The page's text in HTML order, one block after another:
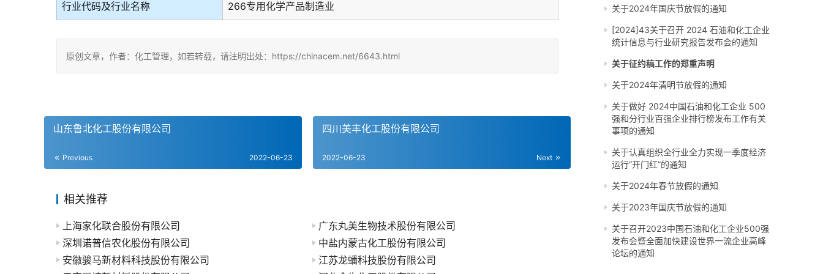
行业代码及行业名称 266专用化学产品制造业
原创文章，作者：化工管理，如若转载，请注明出处：https://chinacem.net/6643.html
山东鲁北化工股份有限公司
Previous 2022-06-23
四川美丰化工股份有限公司
Next
2022-06-23
相关推荐
上海家化联合股份有限公司
广东丸美生物技术股份有限公司
深圳诺普信农化股份有限公司
中盐内蒙古化工股份有限公司
安徽骏马新材料科技股份有限公司
江苏龙蟠科技股份有限公司
关于2024年国庆节放假的通知
[2024]43关于召开 2024 石油和化工企业
统计信息与行业研究报告发布会的通知
关于征约稿工作的郑重声明
关于2024年清明节放假的通知
关于做好 2024中国石油和化工企业 500
强和分行业百强企业排行榜发布工作有关
事项的通知
关于认真组织全行业全力实现一季度经济
运行“开门红”的通知
关于2024年春节放假的通知
关于2023年国庆节放假的通知
关于召开2023中国石油和化工企业500强
发布会暨全面加快建设世界一流企业高峰
论坛的通知